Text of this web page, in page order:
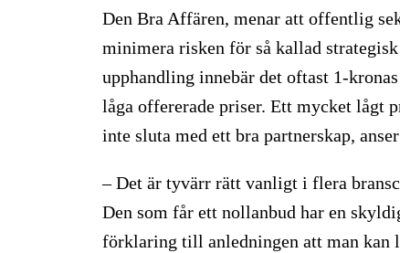
Den Bra Affären, menar att offentlig
minimera risken för så kallad
upphandling innebär det oftast 1-
låga offererade priser. Ett mycket lågt
inte sluta med ett bra partnerskap,
– Det är tyvärr rätt vanligt i flera
Den som får ett nollanbud har en
förklaring till anledningen att man kan